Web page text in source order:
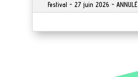
Festival - 27 juin 2026 - ANNULÉ